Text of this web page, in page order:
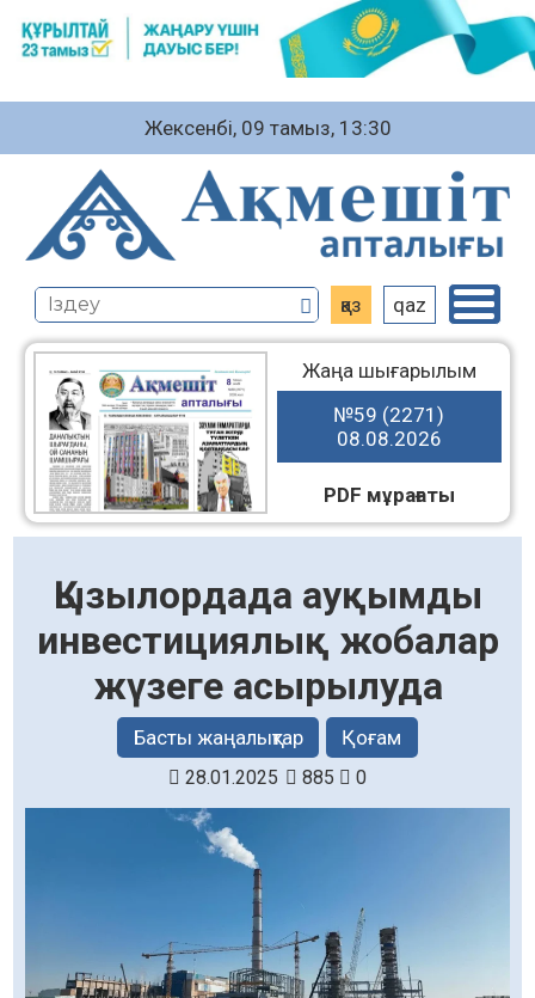
Жексенбі, 09 тамыз, 13:30
қаз qaz
Жаңа шығарылым
№59 (2271)
08.08.2026
PDF мұрағаты
Қызылордада ауқымды
инвестициялық жобалар
жүзеге асырылуда
Басты жаңалықтар Қоғам
28.01.2025 885 0